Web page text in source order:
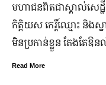
មហាជន​ពិតជា​ស្គាល់​សេ
កិត្តិយស កេរ្តិ៍ឈ្មោះ និង​ស្
មិន​ប្រកាន់​ខ្លួន តែងតែ​ឱន
Read More